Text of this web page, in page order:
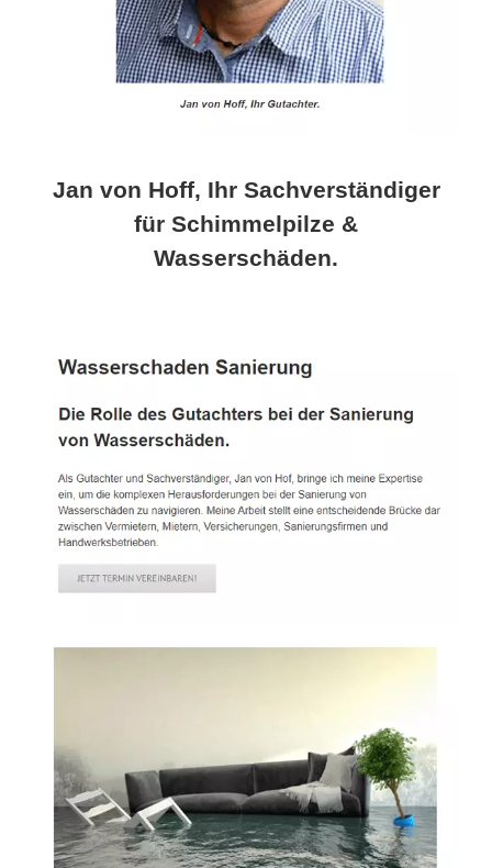
Jan von Hoff, Ihr Sachverständiger
für Schimmelpilze &
Wasserschäden.